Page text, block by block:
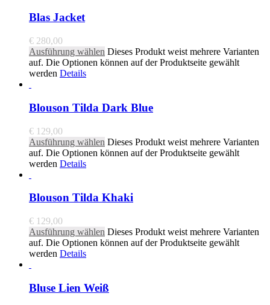
Blas Jacket
€ 280,00
Ausführung wählen Dieses Produkt weist mehrere Varianten
auf. Die Optionen können auf der Produktseite gewählt
werden Details
Blouson Tilda Dark Blue
€ 129,00
Ausführung wählen Dieses Produkt weist mehrere Varianten
auf. Die Optionen können auf der Produktseite gewählt
werden Details
Blouson Tilda Khaki
€ 129,00
Ausführung wählen Dieses Produkt weist mehrere Varianten
auf. Die Optionen können auf der Produktseite gewählt
werden Details
Bluse Lien Weiß